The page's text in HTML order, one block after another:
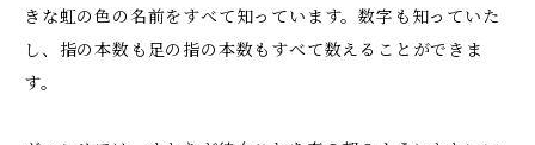
きな虹の色の名前をすべて知っています。数字も知っていた
し、指の本数も足の指の本数もすべて数えることができま
す。